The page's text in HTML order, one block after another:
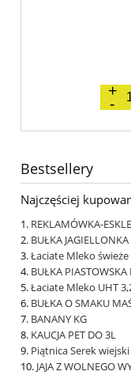
Bestsellery
Najczęściej
REKLAMÓWKA-
BUŁKA
Łaciate Mleko świeże
BUŁKA
Łaciate Mleko UHT
BUŁKA O SMAKU
BANANY KG
KAUCJA PET DO 3L
Piątnica Serek
JAJA Z WOLNEGO